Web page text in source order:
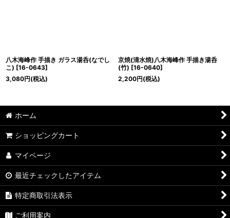
八木海峰作 手描き ガラス湯呑(なでし
こ) [16-0643]
3,080円(税込)
京焼(清水焼)八木海峰作 手描き湯呑
(竹) [16-0640]
2,200円(税込)
ホーム
ショッピングカート
マイページ
最近チェックしたアイテム
特定商取引法表示
ご利用案内